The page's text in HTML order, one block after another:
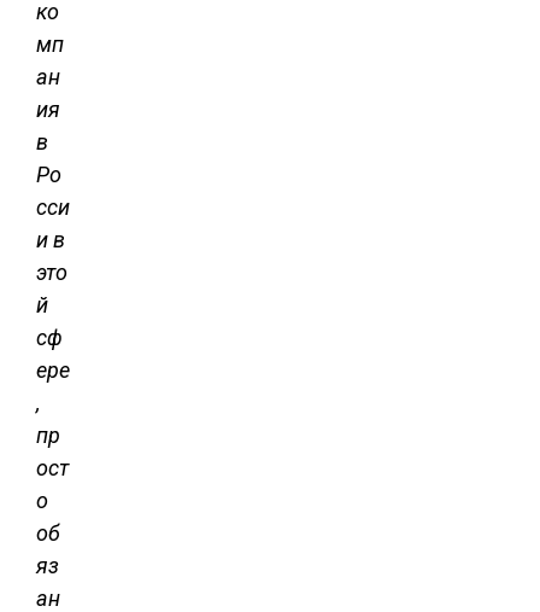
ко
мп
ан
ия
в
Ро
сси
и в
это
й
сф
ере
,
пр
ост
о
об
яз
ан